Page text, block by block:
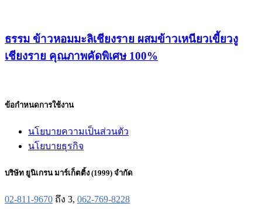
ธรรม ข้าวหอมมะลิเชียงราย ผสมข้าวเหนียวเขี้ยวงู
เชียงราย คุณภาพคัดพิเศษ 100%
ข้อกำหนดการใช้งาน
นโยบายความเป็นส่วนตัว
นโยบายธุรกิจ
บริษัท ยูนิเกรน มาร์เก็ตติ้ง (1999) จำกัด
02-811-9670 ถึง 3, 062-769-8228